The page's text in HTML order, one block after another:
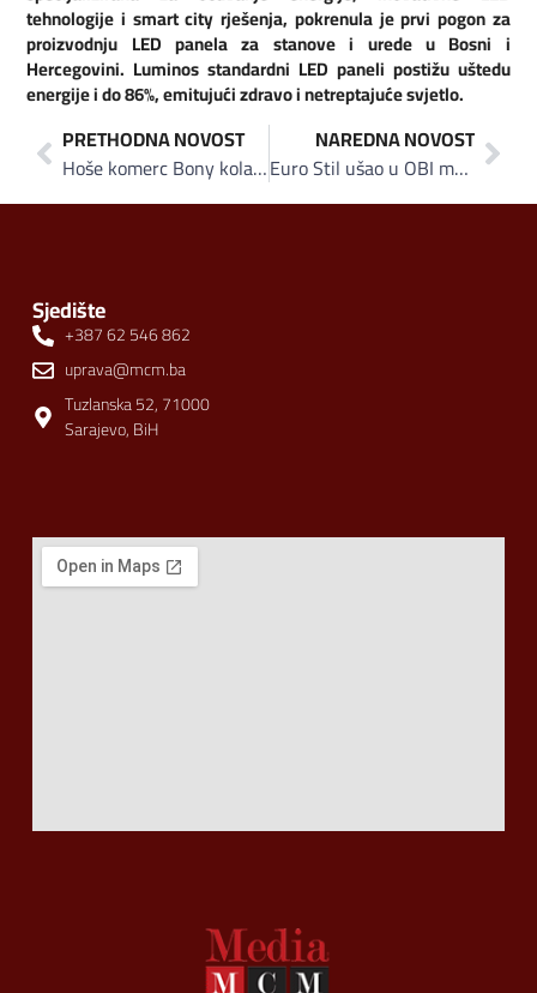
tehnologije i smart city rješenja, pokrenula je prvi pogon za
proizvodnju LED panela za stanove i urede u Bosni i
Hercegovini. Luminos standardni LED paneli postižu uštedu
energije i do 86%, emitujući zdravo i netreptajuće svjetlo.
PRETHODNA NOVOST
Hoše komerc Bony kolačima poželio Sarajlijama sretnu Novu 2020. godinu!
NAREDNA NOVOST
Euro Stil ušao u OBI markete u Austriji i Sloveniji, povećana realizacija za 20 posto u 2019. godini
Sjedište
+387 62 546 862
uprava@mcm.ba
Tuzlanska 52, 71000
Sarajevo, BiH